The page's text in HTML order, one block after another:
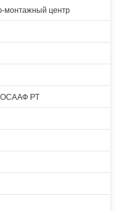
монтажный центр
РТ